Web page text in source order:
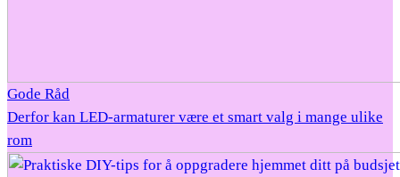
Gode Råd
Derfor kan LED-armaturer være et smart valg i mange ulike
rom